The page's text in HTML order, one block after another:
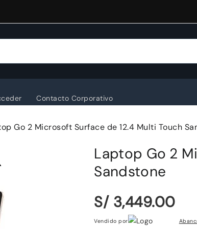
Contacto Corporativo
Go 2 Microsoft Surface de 12.4 Multi Touch
Laptop Go 2
Sandstone
S/ 3,449.00
Vendido por